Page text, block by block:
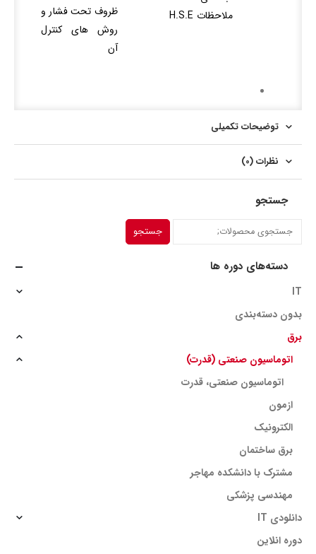
ملاحظات H.S.E
ظروف تحت فشار و
روش های کنترل
آن
توضیحات تکمیلی
نظرات (0)
جستجو
جستجو
دسته‌های دوره ها
IT
بدون دسته‌بندی
برق
اتوماسیون صنعتی (قدرت)
اتوماسیون صنعتی، قدرت
ازمون
الکترونیک
برق ساختمان
مشترک با دانشکده مهاجر
مهندسی پزشکی
دانلودی IT
دوره انلاین